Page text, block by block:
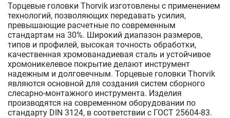
Торцевые головки Thorvik изготовлены с применением
технологий, позволяющих передавать усилия,
превышающие расчетные по современным
стандартам на 30%. Широкий диапазон размеров,
типов и профилей, высокая точность обработки,
качественная хромованадиевая сталь и устойчивое
хромоникелевое покрытие делают инструмент
надежным и долговечным. Торцевые головки Thorvik
являются основной для создания систем сборного
слесарно-монтажного инструмента. Изделия
производятся на современном оборудовании по
стандарту DIN 3124, в соответствии с ГОСТ 25604-83.